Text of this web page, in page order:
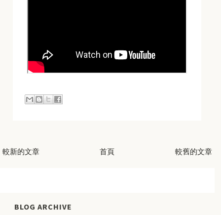
較新的文章 較舊的文章
首頁
BLOG ARCHIVE